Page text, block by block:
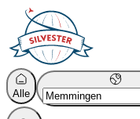
Alle